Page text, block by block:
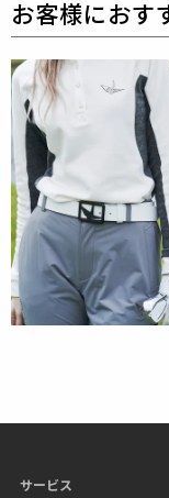
配合によりさら
高い弾性と復元
に優れた伸縮性を
形状に回復します
人体の様々な動
りません。
優れた通気性を
流通層を形成し
好で、夏場の着
耐摩耗性と耐久
持ち、毛玉がで
サービス